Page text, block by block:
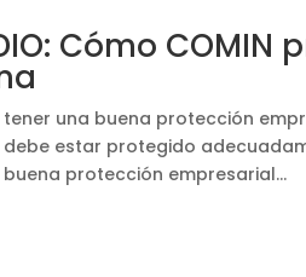
Cómo
una buena protección
estar protegido
protección empresarial...